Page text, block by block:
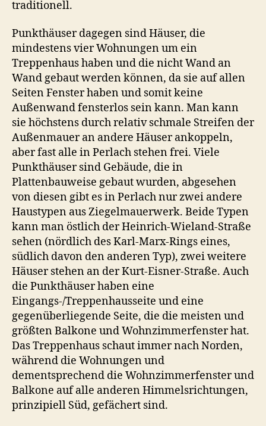
traditionell.
Punkthäuser dagegen sind Häuser, die
mindestens vier Wohnungen um ein
Treppenhaus haben und die nicht Wand an
Wand gebaut werden können, da sie auf allen
Seiten Fenster haben und somit keine
Außenwand fensterlos sein kann. Man kann
sie höchstens durch relativ schmale Streifen der
Außenmauer an andere Häuser ankoppeln,
aber fast alle in Perlach stehen frei. Viele
Punkthäuser sind Gebäude, die in
Plattenbauweise gebaut wurden, abgesehen
von diesen gibt es in Perlach nur zwei andere
Haustypen aus Ziegelmauerwerk. Beide Typen
kann man östlich der Heinrich-Wieland-Straße
sehen (nördlich des Karl-Marx-Rings eines,
südlich davon den anderen Typ), zwei weitere
Häuser stehen an der Kurt-Eisner-Straße. Auch
die Punkthäuser haben eine
Eingangs-/Treppenhausseite und eine
gegenüberliegende Seite, die die meisten und
größten Balkone und Wohnzimmerfenster hat.
Das Treppenhaus schaut immer nach Norden,
während die Wohnungen und
dementsprechend die Wohnzimmerfenster und
Balkone auf alle anderen Himmelsrichtungen,
prinzipiell Süd, gefächert sind.